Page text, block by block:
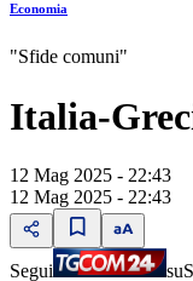
Economia
"Sfide comuni"
Italia-
12 Mag 2025 - 22:43
12 Mag 2025 - 22:43
Segui su